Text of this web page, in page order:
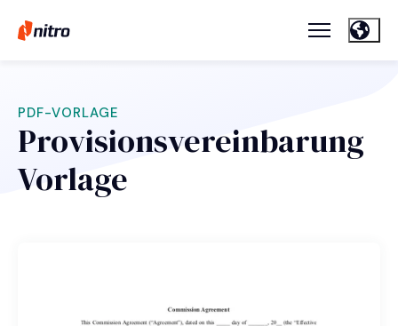
PDF-VORLAGE
Provisionsvereinbarung
Vorlage